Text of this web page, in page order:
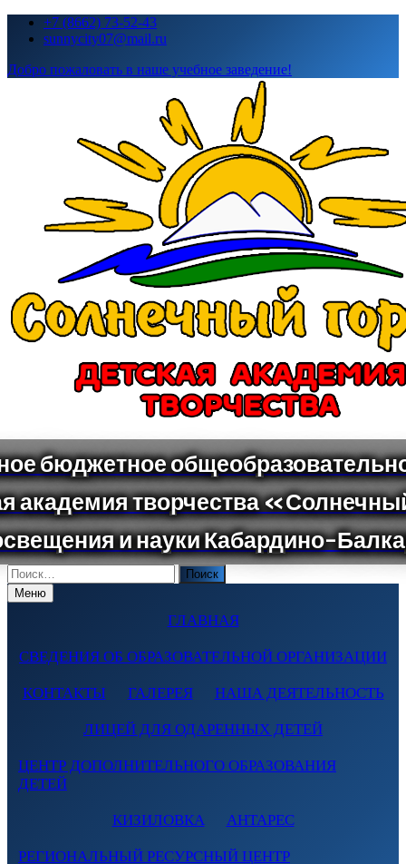
Перейти+7 (8662) 73-52-43
sunnycity07@mail.ru
Добро пожаловать в наше учебное заведение!
Поиск
по:Меню
ГЛАВНАЯ
СВЕДЕНИЯ ОБ ОБРАЗОВАТЕЛЬНОЙ ОРГАНИЗАЦИИ
КОНТАКТЫ ГАЛЕРЕЯ НАША ДЕЯТЕЛЬНОСТЬ
ЛИЦЕЙ ДЛЯ ОДАРЕННЫХ ДЕТЕЙ
ЦЕНТР ДОПОЛНИТЕЛЬНОГО ОБРАЗОВАНИЯ
ДЕТЕЙ
КИЗИЛОВКА АНТАРЕС
РЕГИОНАЛЬНЫЙ РЕСУРСНЫЙ ЦЕНТР